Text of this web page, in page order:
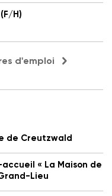
(F/H)
d'emploi
de Creutzwald
« La Maison de
Lieu